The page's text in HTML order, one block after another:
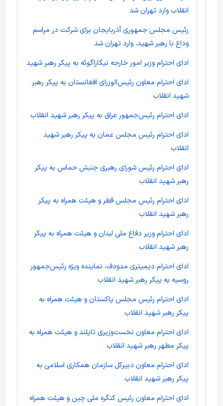
انقلاب وارد تهران شد
رئیس مجلس جمهوری آذربایجان برای شرکت در مراسم
وداع با رهبر شهید، وارد تهران شد
ادای احترام وزیر امور خارجه نیکاراگوئه به پیکر رهبر شهید
ادای احترام معاون رئیس‌الوزرای افغانستان به پیکر رهبر
شهید انقلاب
ادای احترام رئیس‌جمهور عراق به پیکر رهبر شهید انقلاب
ادای احترام رئیس مجلس عمان به پیکر رهبر شهید
انقلاب
ادای احترام رئیس شورای رهبری جنبش حماس به پیکر
رهبر شهید انقلاب
ادای احترام رئیس مجلس قطر و هیئت همراه به پیکر
رهبر شهید انقلاب
ادای احترام وزیر دفاع ملی لبنان و هیئت همراه به پیکر
رهبر شهید انقلاب
ادای احترام دیمیتری مدودف، نماینده ویژه رئیس‌جمهور
روسیه به پیکر رهبر شهید انقلاب
ادای احترام رئیس مجلس پاکستان و هیئت همراه به
پیکر رهبر شهید انقلاب
ادای احترام معاون نخست‌وزیری تایلند و هیئت همراه به
پیکر مطهر رهبر شهید انقلاب
ادای احترام معاون دبیرکل سازمان همکاری اسلامی‌ به
پیکر رهبر شهید انقلاب
ادای احترام معاون رئیس کنگره ملی چین و هیئت همراه